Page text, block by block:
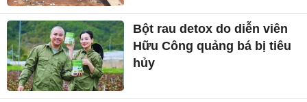
Bột rau detox do diễn viên
Hữu Công quảng bá bị tiêu
hủy